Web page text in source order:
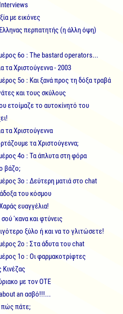
με εικόνες
περπατητής (η άλλη όψη)
6ο : The bastard operators...
τα Χριστούγεννα - 2003
5ο : Και ξανά προς τη δόξα τραβά
και τους σκύλους
ετοίμαζε το αυτοκίνητό του
τα Χριστούγεννα
τα Χριστούγεννα;
4ο : Τα άπλυτα στη φόρα
βάζο;
3ο : Δεύτερη ματιά στο chat
του κόσμου
ευαγγέλια!
σού 'κανα και φτύνεις
ξύλο ή και να το γλιτώσετε!
2ο : Στα άδυτα του chat
1ο : Οι φαρμακοτρίφτες
Κινέζας
με τον ΟΤΕ
an ασβό!!!...
πώς πάτε;